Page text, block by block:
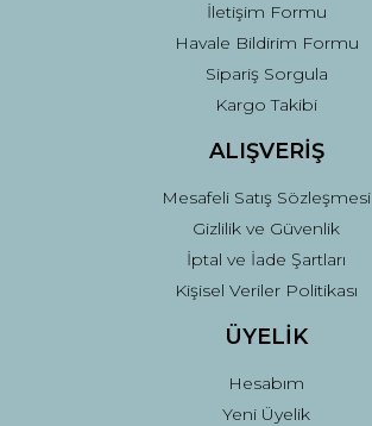
Gönder
İletişim Formu
Havale Bildirim Formu
Sipariş Sorgula
Kargo Takibi
ALIŞVERİŞ
Mesafeli Satış Sözleşmesi
Gizlilik ve Güvenlik
İptal ve İade Şartları
Kişisel Veriler Politikası
ÜYELİK
Hesabım
Yeni Üyelik